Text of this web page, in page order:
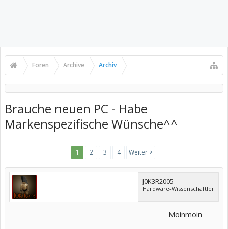
Foren Archive Archiv
Brauche neuen PC - Habe
Markenspezifische Wünsche^^
1 2 3 4 Weiter >
J0K3R2005
Hardware-Wissenschaftler
Moinmoin